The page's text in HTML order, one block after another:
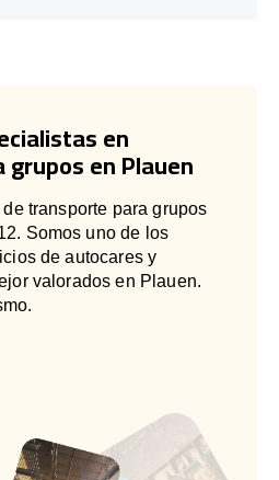
en
en Plauen
transporte para grupos
Somos uno de los
de autocares y
valorados en Plauen.